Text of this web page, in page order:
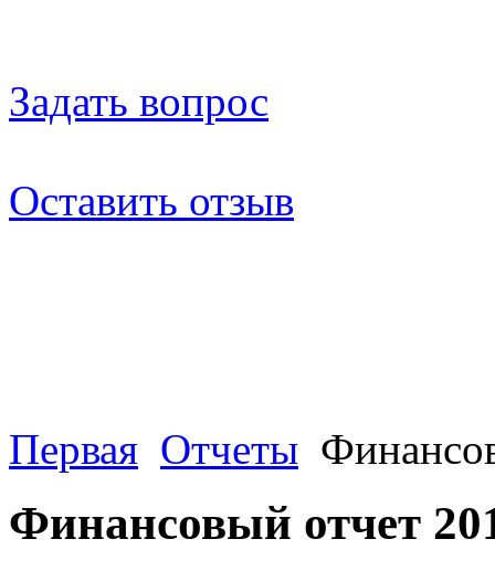
Задать вопрос
Оставить отзыв
Первая Отчеты
Финансовый отчет